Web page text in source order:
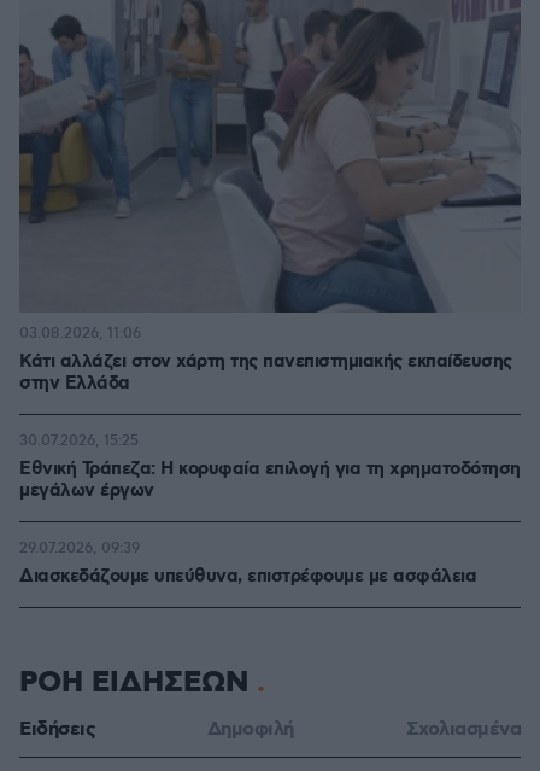
Κάτι αλλάζει στον χάρτη της πανεπιστημιακής εκπαίδευσης
στην Ελλάδα
03.08.2026, 11:06
Εθνική Τράπεζα: Η κορυφαία επιλογή για τη χρηματοδότηση
μεγάλων έργων
30.07.2026, 15:25
Διασκεδάζουμε υπεύθυνα, επιστρέφουμε με ασφάλεια
29.07.2026, 09:39
ΡΟΗ ΕΙΔΗΣΕΩΝ
Ειδήσεις Δημοφιλή Σχολιασμένα